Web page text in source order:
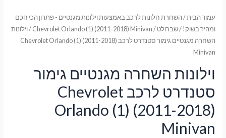
עמוד הבית/השחרת חלונות לרכב באמצעות וילונות מגנטיים - פתרון הכי חכם
ומהיר בשוק! /שברולט /
Chevrolet Orlando (1) (2011-2018) Minivan / וילונות
השחרה מגנטיים גימור סטנדרט לרכב Chevrolet Orlando (1) (2011-2018)
Minivan
וילונות השחרה מגנטיים גימור
סטנדרט לרכב Chevrolet
Orlando (1) (2011-2018)
Minivan